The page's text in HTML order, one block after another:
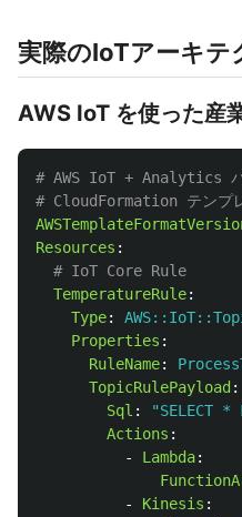
実際のIoTアーキテ
AWS IoT を使った産
# AWS IoT + Analytics パ
# CloudFormation テンプ
Resources :
# IoT Core Rule
TemperatureRule:
Type:
Properties :
RuleName:
TopicRulePayload :
Sql : "SELECT *
Actions :
-
Lambda:
-
Kinesis :